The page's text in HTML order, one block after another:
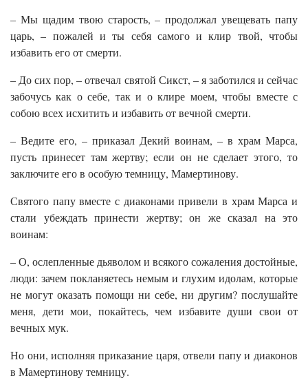
– Мы щадим твою старость, – продолжал увещевать папу
царь, – пожалей и ты себя самого и клир твой, чтобы
избавить его от смерти.
– До сих пор, – отвечал святой Сикст, – я заботился и сейчас
забочусь как о себе, так и о клире моем, чтобы вместе с
собою всех исхитить и избавить от вечной смерти.
– Ведите его, – приказал Декий воинам, – в храм Марса,
пусть принесет там жертву; если он не сделает этого, то
заключите его в особую темницу, Мамертинову.
Святого папу вместе с диаконами привели в храм Марса и
стали убеждать принести жертву; он же сказал на это
воинам:
– О, ослепленные дьяволом и всякого сожаления достойные,
люди: зачем покланяетесь немым и глухим идолам, которые
не могут оказать помощи ни себе, ни другим? послушайте
меня, дети мои, покайтесь, чем избавите души свои от
вечных мук.
Но они, исполняя приказание царя, отвели папу и диаконов
в Мамертинову темницу.